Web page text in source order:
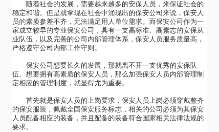
随着社会的发展，需要越来越多的安保人员，来保证社会的
稳定和谐。但是就拿现在社会中涌现出的保安公司来说，保安人
员的素质参差不齐，无法满足用人单位需求。而保安公司作为一
家成立较早的专业保安公司，具有一支高标准、高素志的安保从
业队伍，以及完善的公司内部管理体系，保安人员服务质量高，
严格遵守公司内部工作守则。
保安公司想要长久的发展，那就离不开一支优秀的安保队
伍。想要拥有高素质的保安人员，那么加强保安人员内部管理制
定相应的管理制度，就显得尤为重要。
首先就是保安人员的上岗要求，保安人员上岗必须穿戴整齐
的保安服装，佩戴全国保安服务标志，相关的公司必须为其保安
人员配备相应的装备，并且配备的装备符合国家相关法律法规的
要求。